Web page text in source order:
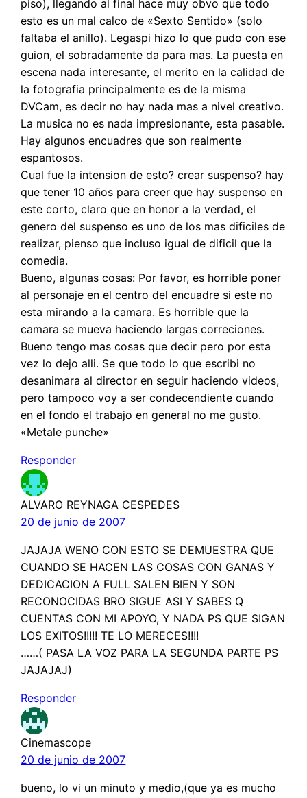
piso), llegando al final hace muy obvo que todo
esto es un mal calco de «Sexto Sentido» (solo
faltaba el anillo). Legaspi hizo lo que pudo con ese
guion, el sobradamente da para mas. La puesta en
escena nada interesante, el merito en la calidad de
la fotografia principalmente es de la misma
DVCam, es decir no hay nada mas a nivel creativo.
La musica no es nada impresionante, esta pasable.
Hay algunos encuadres que son realmente
espantosos.
Cual fue la intension de esto? crear suspenso? hay
que tener 10 años para creer que hay suspenso en
este corto, claro que en honor a la verdad, el
genero del suspenso es uno de los mas dificiles de
realizar, pienso que incluso igual de dificil que la
comedia.
Bueno, algunas cosas: Por favor, es horrible poner
al personaje en el centro del encuadre si este no
esta mirando a la camara. Es horrible que la
camara se mueva haciendo largas correciones.
Bueno tengo mas cosas que decir pero por esta
vez lo dejo alli. Se que todo lo que escribi no
desanimara al director en seguir haciendo videos,
pero tampoco voy a ser condecendiente cuando
en el fondo el trabajo en general no me gusto.
«Metale punche»
Responder
ALVARO REYNAGA CESPEDES
20 de junio de 2007
JAJAJA WENO CON ESTO SE DEMUESTRA QUE
CUANDO SE HACEN LAS COSAS CON GANAS Y
DEDICACION A FULL SALEN BIEN Y SON
RECONOCIDAS BRO SIGUE ASI Y SABES Q
CUENTAS CON MI APOYO, Y NADA PS QUE SIGAN
LOS EXITOS!!!!! TE LO MERECES!!!!
……( PASA LA VOZ PARA LA SEGUNDA PARTE PS
JAJAJAJ)
Responder
Cinemascope
20 de junio de 2007
bueno, lo vi un minuto y medio,(que ya es mucho